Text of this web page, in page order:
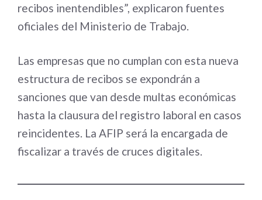
recibos inentendibles”, explicaron fuentes
oficiales del Ministerio de Trabajo.
Las empresas que no cumplan con esta nueva
estructura de recibos se expondrán a
sanciones que van desde multas económicas
hasta la clausura del registro laboral en casos
reincidentes. La AFIP será la encargada de
fiscalizar a través de cruces digitales.